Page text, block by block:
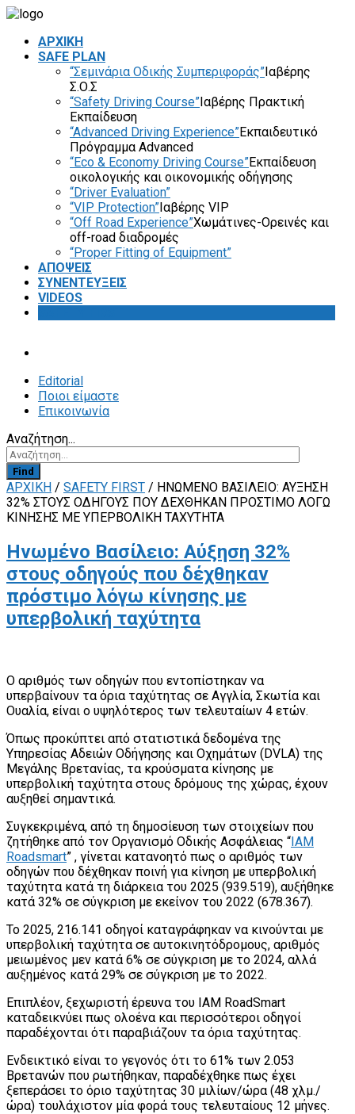
ΑΡΧΙΚΗ
SAFE PLAN
“Σεμινάρια Οδικής Συμπεριφοράς”Ιαβέρης
Σ.Ο.Σ
“Safety Driving Course”Ιαβέρης Πρακτική
Εκπαίδευση
“Advanced Driving Experience”Εκπαιδευτικό
Πρόγραμμα Advanced
“Eco & Economy Driving Course”Εκπαίδευση
οικολογικής και οικονομικής οδήγησης
“Driver Evaluation”
“VIP Protection”Ιαβέρης VIP
“Off Road Experience”Χωμάτινες-Ορεινές και
off-road διαδρομές
“Proper Fitting of Equipment”
ΑΠΟΨΕΙΣ
ΣΥΝΕΝΤΕΥΞΕΙΣ
VIDEOS
Editorial
Ποιοι είμαστε
Επικοινωνία
Αναζήτηση...
Find
ΑΡΧΙΚΗ / SAFETY FIRST / ΗΝΩΜΈΝΟ ΒΑΣΊΛΕΙΟ: ΑΎΞΗΣΗ
32% ΣΤΟΥΣ ΟΔΗΓΟΎΣ ΠΟΥ ΔΈΧΘΗΚΑΝ ΠΡΌΣΤΙΜΟ ΛΌΓΩ
ΚΊΝΗΣΗΣ ΜΕ ΥΠΕΡΒΟΛΙΚΉ ΤΑΧΎΤΗΤΑ
Ηνωμένο Βασίλειο: Αύξηση 32%
στους οδηγούς που δέχθηκαν
πρόστιμο λόγω κίνησης με
υπερβολική ταχύτητα
Ο αριθμός των οδηγών που εντοπίστηκαν να
υπερβαίνουν τα όρια ταχύτητας σε Αγγλία, Σκωτία και
Ουαλία, είναι ο υψηλότερος των τελευταίων 4 ετών.
Όπως προκύπτει από στατιστικά δεδομένα της
Υπηρεσίας Αδειών Οδήγησης και Οχημάτων (DVLA) της
Μεγάλης Βρετανίας, τα κρούσματα κίνησης με
υπερβολική ταχύτητα στους δρόμους της χώρας, έχουν
αυξηθεί σημαντικά.
Συγκεκριμένα, από τη δημοσίευση των στοιχείων που
ζητήθηκε από τον Οργανισμό Οδικής Ασφάλειας “IAM
Roadsmart” , γίνεται κατανοητό πως ο αριθμός των
οδηγών που δέχθηκαν ποινή για κίνηση με υπερβολική
ταχύτητα κατά τη διάρκεια του 2025 (939.519), αυξήθηκε
κατά 32% σε σύγκριση με εκείνον του 2022 (678.367).
Το 2025, 216.141 οδηγοί καταγράφηκαν να κινούνται με
υπερβολική ταχύτητα σε αυτοκινητόδρομους, αριθμός
μειωμένος μεν κατά 6% σε σύγκριση με το 2024, αλλά
αυξημένος κατά 29% σε σύγκριση με το 2022.
Επιπλέον, ξεχωριστή έρευνα του IAM RoadSmart
καταδεικνύει πως ολοένα και περισσότεροι οδηγοί
παραδέχονται ότι παραβιάζουν τα όρια ταχύτητας.
Ενδεικτικό είναι το γεγονός ότι το 61% των 2.053
Βρετανών που ρωτήθηκαν, παραδέχθηκε πως έχει
ξεπεράσει το όριο ταχύτητας 30 μιλίων/ώρα (48 χλμ./
ώρα) τουλάχιστον μία φορά τους τελευταίους 12 μήνες.